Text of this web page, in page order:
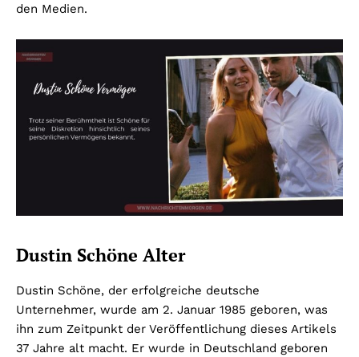
den Medien.
Dustin Schöne Alter
Dustin Schöne, der erfolgreiche deutsche
Unternehmer, wurde am 2. Januar 1985 geboren, was
ihn zum Zeitpunkt der Veröffentlichung dieses Artikels
37 Jahre alt macht. Er wurde in Deutschland geboren